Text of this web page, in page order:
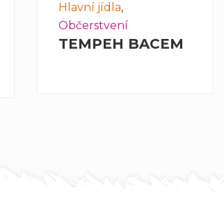
Hlavní jídla,
Občerstvení
TEMPEH BACEM